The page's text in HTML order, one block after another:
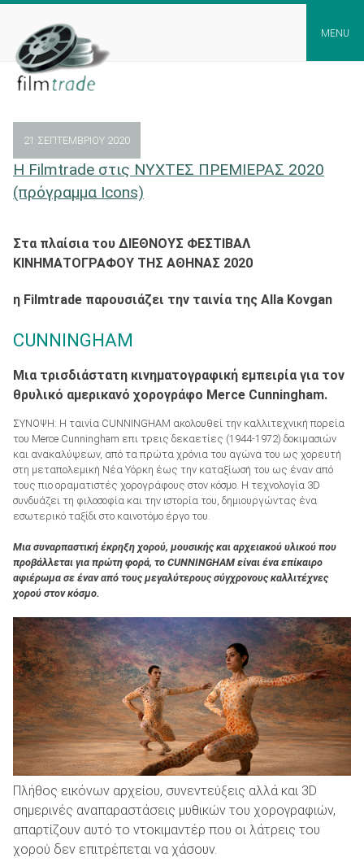
content
MENU
21 ΣΕΠΤΕΜΒΡΊΟΥ 2020
H Filmtrade στις ΝΥΧΤΕΣ ΠΡΕΜΙΕΡΑΣ 2020
(πρόγραμμα Ιcons)
Στα πλαίσια του ΔΙΕΘΝΟΥΣ ΦΕΣΤΙΒΑΛ
ΚΙΝΗΜΑΤΟΓΡΑΦΟΥ ΤΗΣ ΑΘΗΝΑΣ 2020
η Filmtrade παρουσιάζει την ταινία της Alla Kovgan
CUNNINGHAM
Μια τρισδιάστατη κινηματογραφική εμπειρία για τον
θρυλικό αμερικανό χορογράφο Merce Cunningham.
ΣΥΝΟΨΗ: H ταινία CUNNINGHAM ακολουθεί την καλλιτεχνική πορεία
του Merce Cunningham επι τρεις δεκαετίες (1944-1972) δοκιμασιών
και ανακαλύψεων, από τα πρώτα χρόνια του αγώνα του ως χορευτή
στη μεταπολεμική Νέα Υόρκη έως την καταξίωσή του ως έναν από
τους πιο οραματιστές χορογράφους στον κόσμο. Η τεχνολογία 3D
συνδυάζει τη φιλοσοφία και την ιστορία του, δημιουργώντας ένα
εσωτερικό ταξίδι στο καινοτόμο έργο του.
Μια συναρπαστική έκρηξη χορού, μουσικής και αρχειακού υλικού που
προβάλλεται για πρώτη φορά, το CUNNINGHAM είναι ένα επίκαιρο
αφιέρωμα σε έναν από τους μεγαλύτερους σύγχρονους καλλιτέχνες
χορού στον κόσμο.
Πλήθος εικόνων αρχείου, συνεντεύξεις αλλά και 3D
σημερινές αναπαραστάσεις μυθικών του χορογραφιών,
απαρτίζουν αυτό το ντοκιμαντέρ που οι λάτρεις του
χορού δεν επιτρέπεται να χάσουν.